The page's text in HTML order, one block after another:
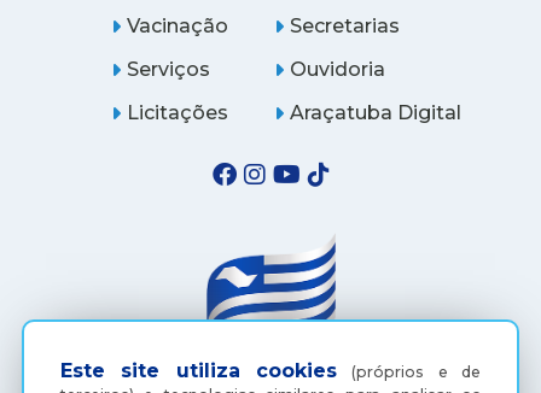
Este site utiliza cookies (próprios e de
Vacinação
Serviços
Licitações
Secretarias
Ouvidoria
Araçatuba Digital